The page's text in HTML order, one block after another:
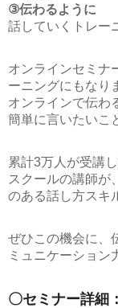
③伝わるように
話していくトレー
オンラインセミナ
ーニングにもなり
オンラインで伝わ
簡単に言いたいこ
累計3万人が受講
スクールの講師が
のある話し方スキ
ぜひこの機会に、
ミュニケーション
〇セミナー詳細：